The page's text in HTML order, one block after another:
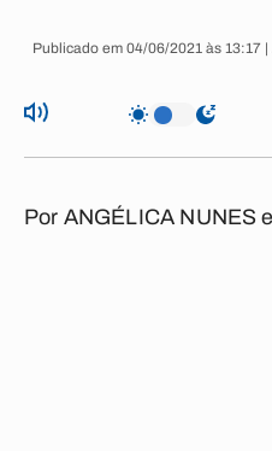
Publicado em 04/06/2021 às 13:17
Por ANGÉLICA NUNES e